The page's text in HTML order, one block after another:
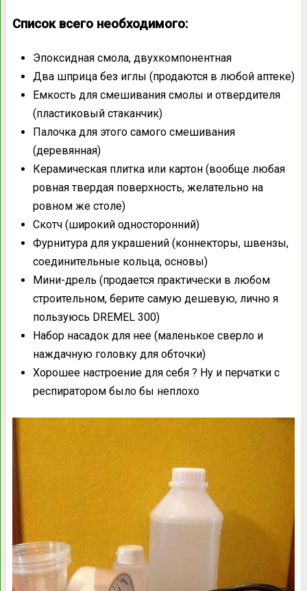
Список всего необходимого:
Эпоксидная смола, двухкомпонентная
Два шприца без иглы (продаются в любой аптеке)
Емкость для смешивания смолы и отвердителя
(пластиковый стаканчик)
Палочка для этого самого смешивания
(деревянная)
Керамическая плитка или картон (вообще любая
ровная твердая поверхность, желательно на
ровном же столе)
Скотч (широкий односторонний)
Фурнитура для украшений (коннекторы, швензы,
соединительные кольца, основы)
Мини-дрель (продается практически в любом
строительном, берите самую дешевую, лично я
пользуюсь DREMEL 300)
Набор насадок для нее (маленькое сверло и
наждачную головку для обточки)
Хорошее настроение для себя ? Ну и перчатки с
респиратором было бы неплохо